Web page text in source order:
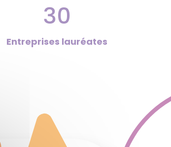
30
Entreprises lauréates